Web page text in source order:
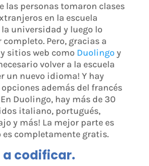
las personas tomaron clases
en la escuela
universidad y luego lo
Pero, gracias a
sitios web como Duolingo y
volver a la escuela
un nuevo idioma! Y hay
además del francés
Duolingo, hay más de 30
italiano, portugués,
y más! La mejor parte es
es completamente gratis.
a codificar.